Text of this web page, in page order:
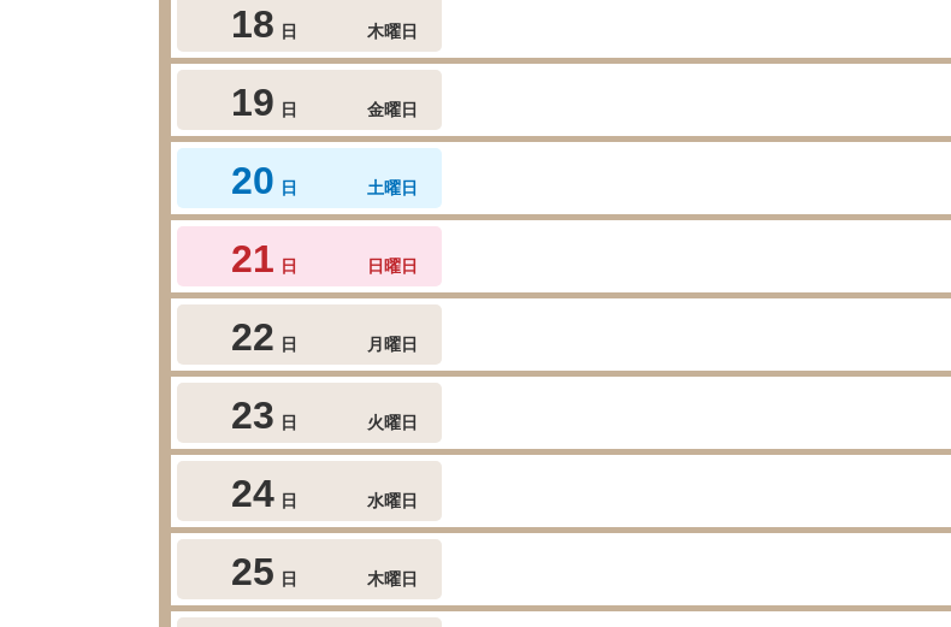
18 日 木曜日
19 日 金曜日
20 日 土曜日
21 日 日曜日
22 日 月曜日
23 日 火曜日
24 日 水曜日
25 日 木曜日